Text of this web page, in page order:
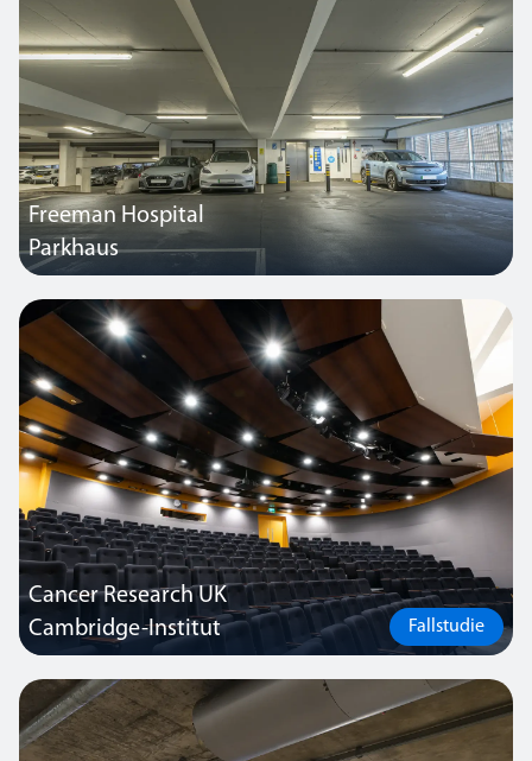
entwickeln, das in das bestehende System für Steuerungen
integriert ist.
Freeman Hospital
Parkhaus
Thorlux lieferte rund 600 SmartScan-Leuchten für die
Modernisierung dieses elfstöckigen Parkhauses in einem
Krankenhaus im Nordosten Englands.
Cancer Research UK
Cambridge-Institut
Fallstudie
Thorlux hat rund 2.419 SmartScan-Leuchten an diese bedeutende
britische Gesundheitsforschungseinrichtung geliefert und damit
dazu beigetragen, den Energieverbrauch und den CO2-Fußabdruck
der Organisation gemäß den Energiemanagementnormen ISO